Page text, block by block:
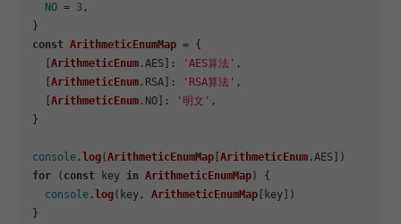
NO = 3 ,
const ArithmeticEnumMap = {
ArithmeticEnum .AES ]: 'AES算法' ,
ArithmeticEnum . RSA ]: 'RSA算法' ,
ArithmeticEnum . NO ]: '明文' ,
}
console . log(ArithmeticEnumMap ArithmeticEnum .AES
for ( const key in ArithmeticEnumMap ) {
console . log(key, ArithmeticEnumMap [key])